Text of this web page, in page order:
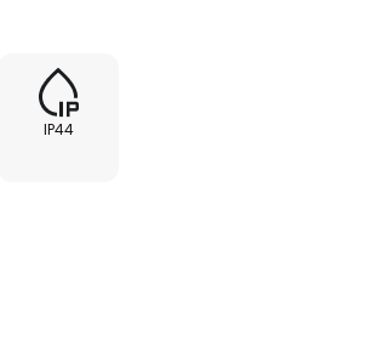
z których każda składa się z 5
IP44